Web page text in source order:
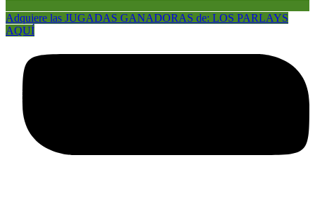
Adquiere las JUGADAS GANADORAS de: LOS PARLAYS
AQUÍ